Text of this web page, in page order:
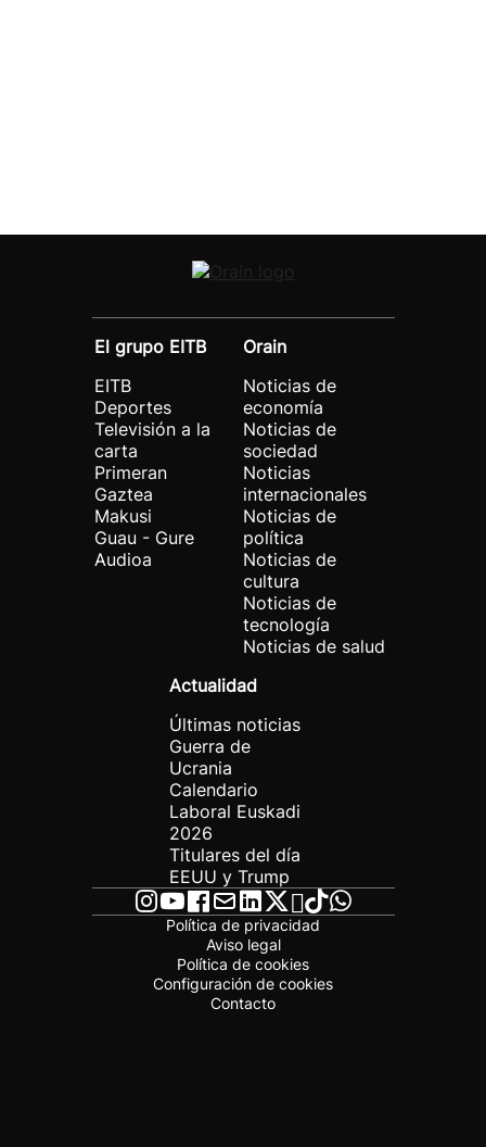
El grupo EITB
EITB
Deportes
Televisión a la
carta
Primeran
Gaztea
Makusi
Guau - Gure
Audioa
Orain
Noticias de
economía
Noticias de
sociedad
Noticias
internacionales
Noticias de
política
Noticias de
cultura
Noticias de
tecnología
Noticias de salud
Actualidad
Últimas noticias
Guerra de
Ucrania
Calendario
Laboral Euskadi
2026
Titulares del día
EEUU y Trump
Política de privacidad
Aviso legal
Política de cookies
Configuración de cookies
Contacto